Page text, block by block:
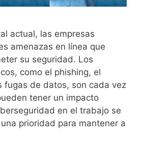
actual, las empresas
amenazas en línea que
su seguridad. Los
como el phishing, el
fugas de datos, son cada vez
tener un impacto
en el trabajo se
prioridad para mantener a